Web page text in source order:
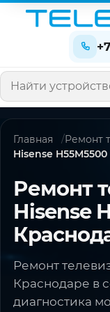
Поиск по сайту
Главная
Ремонт
Hisense H55M5500
Ремонт
Hisense
Ремонт
Краснодаре в
диагностика